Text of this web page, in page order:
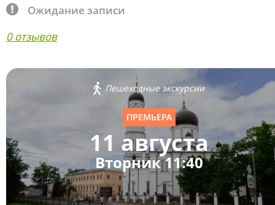
Ожидание записи
0 отзывов
Пешеходные экскурсии
ПРЕМЬЕРА
11 августа
Вторник 11:40